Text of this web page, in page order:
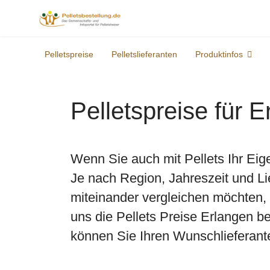
Pelletspreise Pelletslieferanten Produktinfos
Pelletspreise für
Wenn Sie auch mit Pellets Ihr
Je nach Region, Jahreszeit und
miteinander vergleichen
uns die Pellets Preise Erlangen
können Sie Ihren